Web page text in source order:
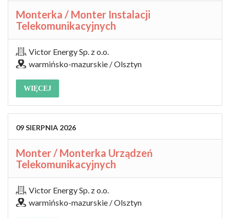
Monterka / Monter Instalacji
Telekomunikacyjnych
Victor Energy Sp. z o.o.
warmińsko-mazurskie / Olsztyn
WIĘCEJ
09SIERPNIA 2026
Monter / Monterka Urządzeń
Telekomunikacyjnych
Victor Energy Sp. z o.o.
warmińsko-mazurskie / Olsztyn